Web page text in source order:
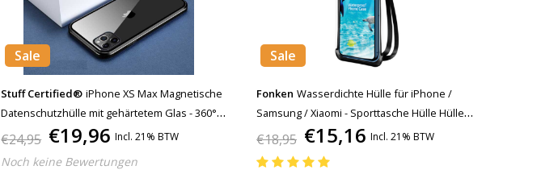
Sale
Stuff Certified® iPhone XS Max Magnetische
Datenschutzhülle mit gehärtetem Glas - 360°
Ganzkörper-Schutzhülle + Displayschutzfolie
€24,95 €19,96 Incl. 21% BTW
Noch keine Bewertungen
Sale
Fonken Wasserdichte Hülle für iPhone /
Samsung / Xiaomi - Sporttasche Hülle Hülle
Armband Jogging Running Hard Black
€18,95 €15,16 Incl. 21% BTW